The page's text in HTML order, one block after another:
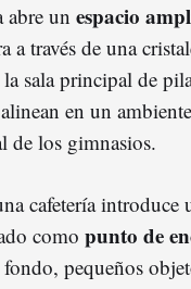
abre un espacio
a través de una
sala principal de
en un
de los gimnasios.
cafetería introduce
como punto de
pequeños